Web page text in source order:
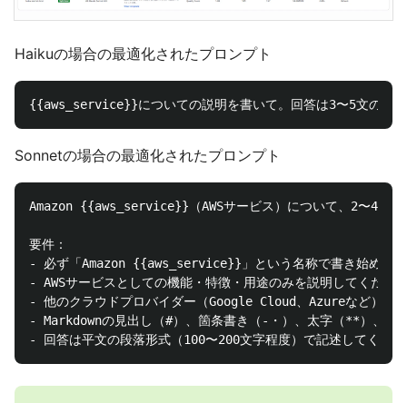
Haikuの場合の最適化されたプロンプト
Sonnetの場合の最適化されたプロンプト
Amazon {{aws_service}}（AWSサービス）について、2〜4文の
要件：
- 必ず「Amazon {{aws_service}}」という名称で書き始めて
- AWSサービスとしての機能・特徴・用途のみを説明してくださ
- 他のクラウドプロバイダー（Google Cloud、Azureなど）へ
- Markdownの見出し（#）、箇条書き（-・）、太字（**）、絵